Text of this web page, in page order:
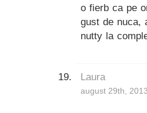
o fierb ca pe
gust de nuca,
nutty la
Laura
august 29th,